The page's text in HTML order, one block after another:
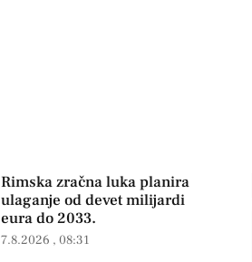
Rimska zračna luka planira
ulaganje od devet milijardi
eura do 2033.
7.8.2026 08:31